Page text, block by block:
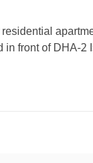
front of DHA-2